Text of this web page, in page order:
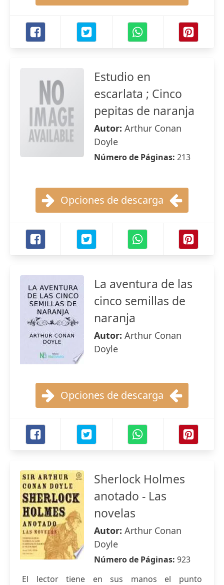
Estudio en
escarlata ; Cinco
pepitas de naranja
Autor: Arthur Conan
Doyle
Número de Páginas: 213
Opciones de descarga
La aventura de las
cinco semillas de
naranja
Autor: Arthur Conan
Doyle
Opciones de descarga
Sherlock Holmes
anotado - Las
novelas
Autor: Arthur Conan
Doyle
Número de Páginas: 923
El lector tiene en sus manos el punto